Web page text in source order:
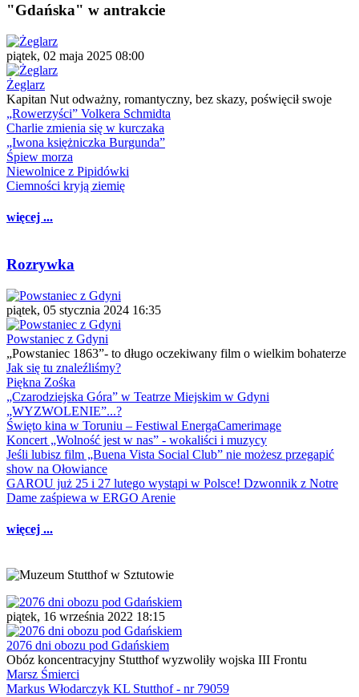
"Gdańska" w antrakcie
piątek, 02 maja 2025 08:00
Żeglarz
Kapitan Nut odważny, romantyczny, bez skazy, poświęcił swoje
„Rowerzyści” Volkera Schmidta
Charlie zmienia się w kurczaka
„Iwona księżniczka Burgunda”
Śpiew morza
Niewolnice z Pipidówki
Ciemności kryją ziemię
więcej ...
Rozrywka
piątek, 05 stycznia 2024 16:35
Powstaniec z Gdyni
„Powstaniec 1863”- to długo oczekiwany film o wielkim bohaterze
Jak się tu znaleźliśmy?
Piękna Zośka
„Czarodziejska Góra” w Teatrze Miejskim w Gdyni
„WYZWOLENIE”...?
Święto kina w Toruniu – Festiwal EnergaCamerimage
Koncert „Wolność jest w nas” - wokaliści i muzycy
Jeśli lubisz film „Buena Vista Social Club” nie możesz przegapić
show na Ołowiance
GAROU już 25 i 27 lutego wystąpi w Polsce! Dzwonnik z Notre
Dame zaśpiewa w ERGO Arenie
więcej ...
piątek, 16 września 2022 18:15
2076 dni obozu pod Gdańskiem
Obóz koncentracyjny Stutthof wyzwoliły wojska III Frontu
Marsz Śmierci
Markus Włodarczyk KL Stutthof - nr 79059